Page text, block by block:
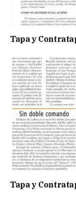
Tapa y
Tapa y